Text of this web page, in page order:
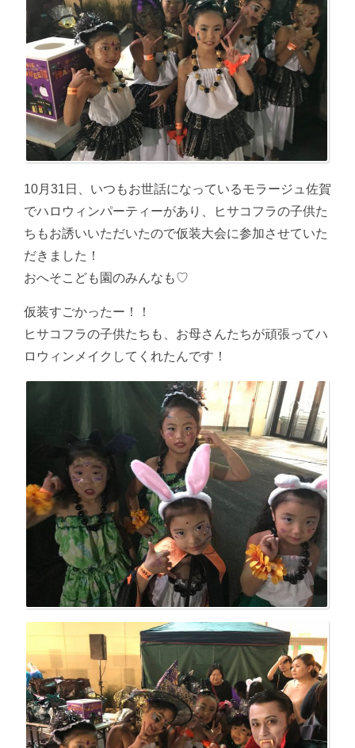
10月31日、いつもお世話になっているモラージュ佐賀
でハロウィンパーティーがあり、ヒサコフラの子供た
ちもお誘いいただいたので仮装大会に参加させていた
だきました！
おへそこども園のみんなも♡
仮装すごかったー！！
ヒサコフラの子供たちも、お母さんたちが頑張ってハ
ロウィンメイクしてくれたんです！